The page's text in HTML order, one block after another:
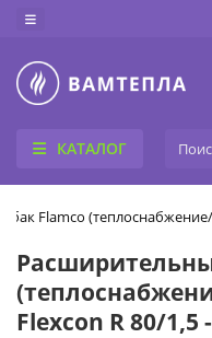
КАТАЛОГ
Flamco
Flexcon R 80/1,5